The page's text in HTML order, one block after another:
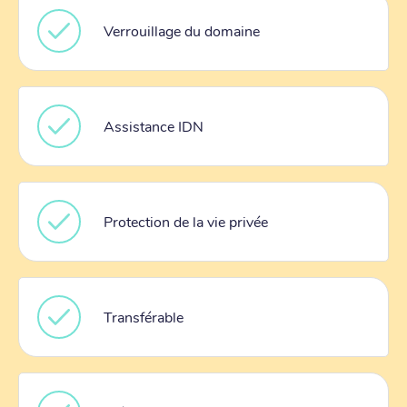
Verrouillage du domaine
Assistance IDN
Protection de la vie privée
Transférable